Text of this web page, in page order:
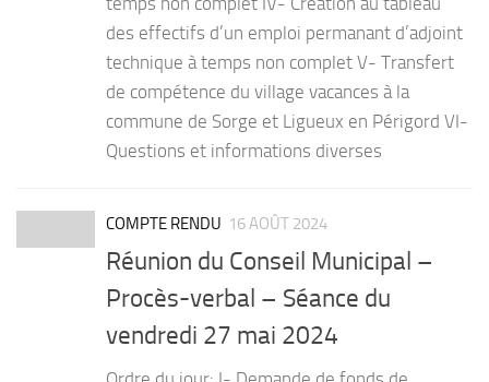
des effectifs d’un emploi permanant d’adjoint
technique à temps non complet V- Transfert
de compétence du village vacances à la
commune de Sorge et Ligueux en Périgord VI-
Questions et informations diverses
COMPTE RENDU 16 AOÛT 2024
Réunion du Conseil Municipal –
Procès-verbal – Séance du
vendredi 27 mai 2024